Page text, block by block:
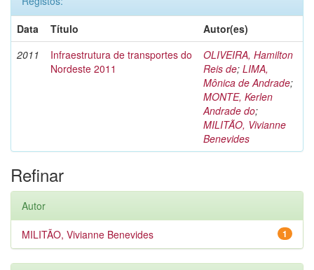
Data
Título
Autor(es)
2011
Infraestrutura de transportes do
Nordeste 2011
OLIVEIRA, Hamilton
Reis de; LIMA,
Mônica de Andrade;
MONTE, Kerlen
Andrade do;
MILITÃO, Vivianne
Benevides
Refinar
Autor
1
MILITÃO, Vivianne Benevides